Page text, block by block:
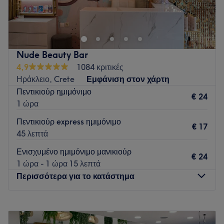
Go to venue
Nude Beauty Bar
4,9
1084 κριτικές
Ηράκλειο, Crete
Εμφάνιση στον χάρτη
Πεντικιούρ ημιμόνιμο
1 ώρα
€ 24
Πεντικιούρ express ημιμόνιμο
45 λεπτά
€ 17
Ενισχυμένο ημιμόνιμο μανικιούρ
1 ώρα - 1 ώρα 15 λεπτά
€ 24
Περισσότερα για το κατάστημα
Τρίτη
09:00–20:00